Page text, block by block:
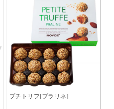
プチトリフ[プラリネ]